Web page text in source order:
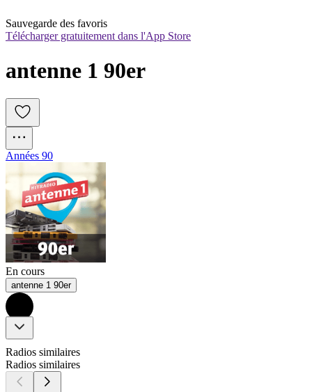
Sauvegarde des favoris
Télécharger gratuitement dans l'App Store
antenne 1 90er
Années 90
En cours
antenne 1 90er
Radios similaires
Radios similaires